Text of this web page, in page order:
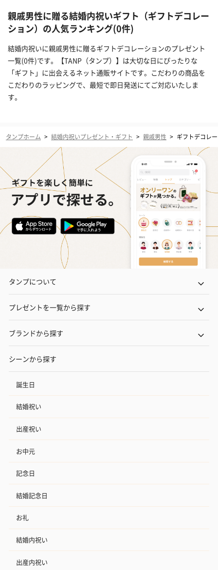
親戚男性に贈る結婚内祝いギフト（ギフトデコレー
ション）の人気ランキング(0件)
結婚内祝いに親戚男性に贈るギフトデコレーションのプレゼント
一覧(0件)です。【TANP（タンプ）】は大切な日にぴったりな
「ギフト」に出会えるネット通販サイトです。こだわりの商品を
こだわりのラッピングで、最短で即日発送にてご対応いたしま
す。
タンプホーム > 結婚内祝いプレゼント・ギフト > 親戚男性 > ギフトデコレ
タンプについて
プレゼントを一覧から探す
ブランドから探す
シーンから探す
誕生日
結婚祝い
出産祝い
お中元
記念日
結婚記念日
お礼
結婚内祝い
出産内祝い